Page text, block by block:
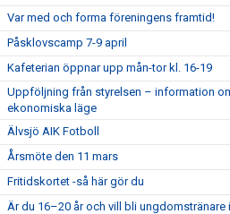
Var med och forma föreningens framtid!
Påsklovscamp 7-9 april
Kafeterian öppnar upp mån-tor kl. 16-19
Uppföljning från styrelsen – information
ekonomiska läge
Älvsjö AIK Fotboll
Årsmöte den 11 mars
Fritidskortet -så här gör du
Är du 16–20 år och vill bli ungdomstränare